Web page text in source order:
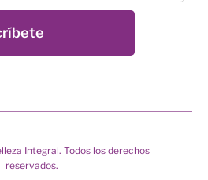
Integral. Todos los derechos
reservados.